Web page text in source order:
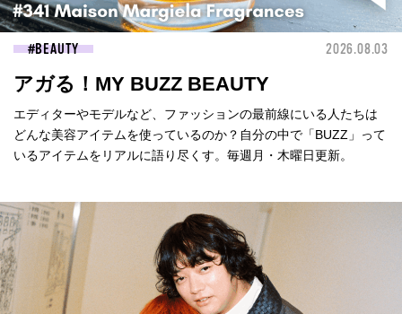
BEAUTY 2026.08.03
アガる！MY BUZZ BEAUTY
エディターやモデルなど、ファッションの最前線にいる人たちは
どんな美容アイテムを使っているのか？自分の中で「BUZZ」って
いるアイテムをリアルに語り尽くす。毎週月・木曜日更新。